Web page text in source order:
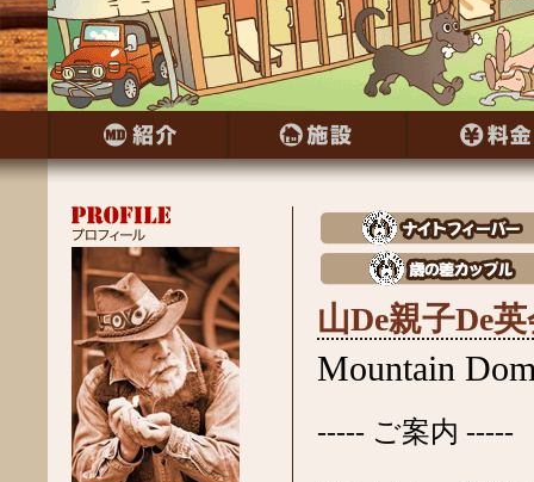
山De親子De
Mountain
----- ご案内 -----